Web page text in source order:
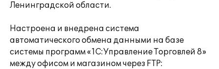
Ленинградской области.
Настроена и внедрена система
автоматического обмена данными на базе
системы программ «1С:Управление Торговлей 8»
между офисом и магазином через FTP: